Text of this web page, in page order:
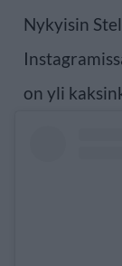
Nykyisin
on yli